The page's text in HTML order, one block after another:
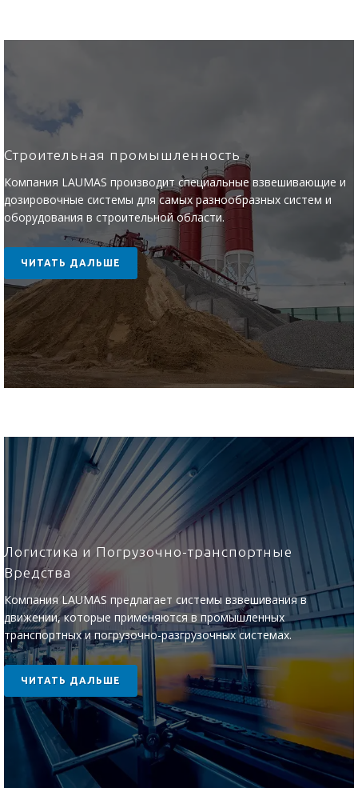
Строительная промышленность
Компания LAUMAS производит специальные взвешивающие и
дозировочные системы для самых разнообразных систем и
оборудования в строительной области.
ЧИТАТЬ ДАЛЬШЕ
Логистика и Погрузочно-транспортные
Вредства
Компания LAUMAS предлагает системы взвешивания в
движении, которые применяются в промышленных
транспортных и погрузочно-разгрузочных системах.
ЧИТАТЬ ДАЛЬШЕ